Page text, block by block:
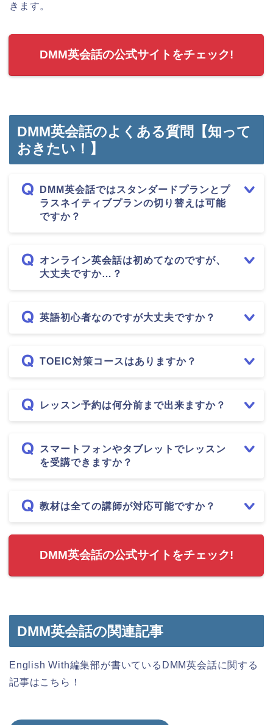
きます。
DMM英会話の公式サイトをチェック!
DMM英会話のよくある質問【知って
おきたい！】
DMM英会話ではスタンダードプランとプ
ラスネイティブプランの切り替えは可能
ですか？
オンライン英会話は初めてなのですが、
大丈夫ですか…？
英語初心者なのですが大丈夫ですか？
TOEIC対策コースはありますか？
レッスン予約は何分前まで出来ますか？
スマートフォンやタブレットでレッスン
を受講できますか？
教材は全ての講師が対応可能ですか？
DMM英会話の公式サイトをチェック!
DMM英会話の関連記事
English With編集部が書いているDMM英会話に関する
記事はこちら！